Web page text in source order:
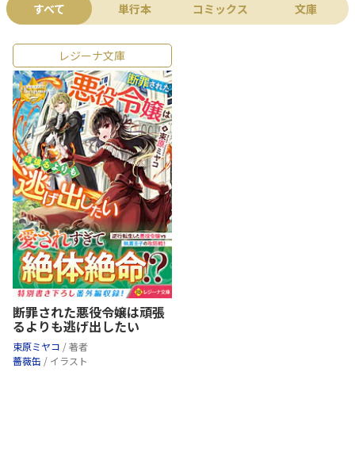
すべて 単行本 コミックス 文庫
レジーナ文庫
断罪された悪役令嬢は頑張
るよりも逃げ出したい
束原ミヤコ / 著者
薔薇缶 / イラスト